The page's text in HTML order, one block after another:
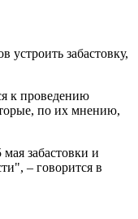
устроить забастовку,
к проведению
по их мнению,
забастовки и
– говорится в